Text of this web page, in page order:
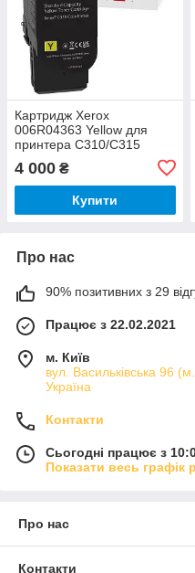
Картридж Xerox
006R04363 Yellow для
принтера C310/C315
4 000 ₴
Купити
Про нас
90% позитивних з 29
Працює з 22.02.2021
м. Київ
вул. Васильківська 96
Україна
Контакти
Сьогодні працює з
Показати весь графік
Про нас
Контакти